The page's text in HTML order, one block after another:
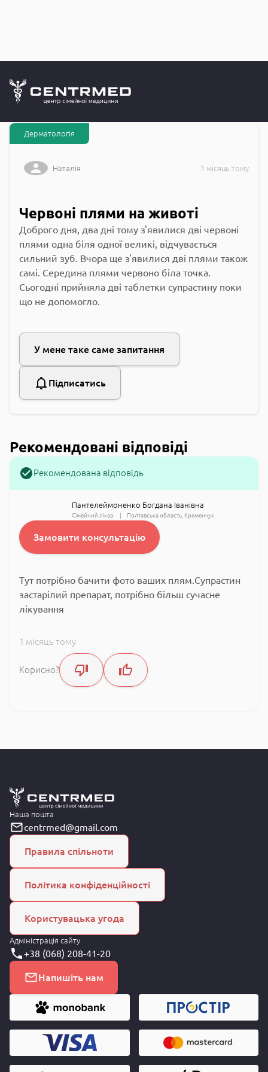
CENTRMED: Задай питання лікарю онлайн
Дерматологія
Наталія 1 місяць тому
Червоні плями на животі
Доброго дня, два дні тому з'явилися дві червоні
плями одна біля одної великі, відчувається
сильний зуб. Вчора ще з'явилися дві плями також
самі. Середина плями червоно біла точка.
Сьогодні прийняла дві таблетки супрастину поки
що не допомогло.
У мене таке саме запитання
Підписатись
Рекомендовані відповіді
Рекомендована відповідь
Пантелеймоненко Богдана Іванівна
Сімейний лікар Полтавська область Кременчук
Замовити консультацію
Тут потрібно бачити фото ваших плям.Супрастин
застарілий препарат, потрібно більш сучасне
лікування
1 місяць тому
Корисно?
Наша пошта
centrmed@gmail.com
Правила спільноти
Політика конфіденційності
Користувацька угода
Адміністрація сайту
+38 (068) 208-41-20
Напишіть нам